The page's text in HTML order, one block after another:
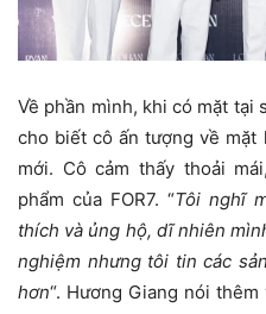
Về phần mình, khi có mặt tại
cho biết cô ấn tượng về mặt
mới. Cô cảm thấy thoải
phẩm của FOR7. “Tôi nghĩ
thích và ủng hộ, dĩ nhiên
nghiệm nhưng tôi tin các
hơn“. Hương Giang nói